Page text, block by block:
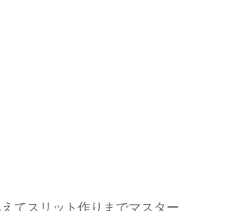
てスリット作りまでマスター